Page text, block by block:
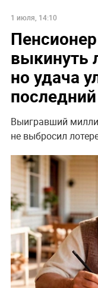
1 июля, 14:10
выкинуть
но удача
Выигравший
не выбросил